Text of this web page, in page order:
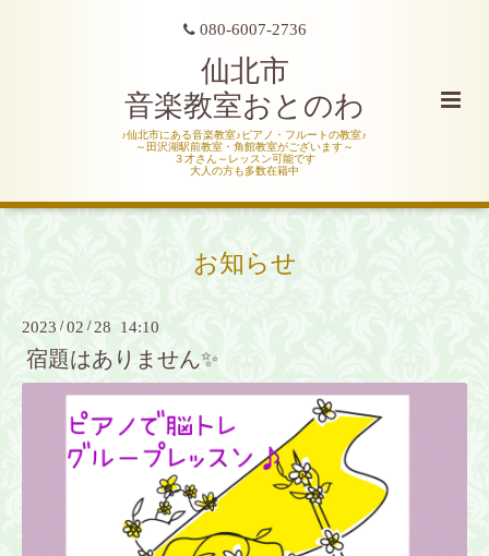
080-6007-2736
仙北市
音楽教室おとのわ
♪仙北市にある音楽教室♪ピアノ・フルートの教室♪
～田沢湖駅前教室・角館教室がございます～
３才さん～レッスン可能です
大人の方も多数在籍中
お知らせ
2023 /02 / 28 14:10
宿題はありません✨